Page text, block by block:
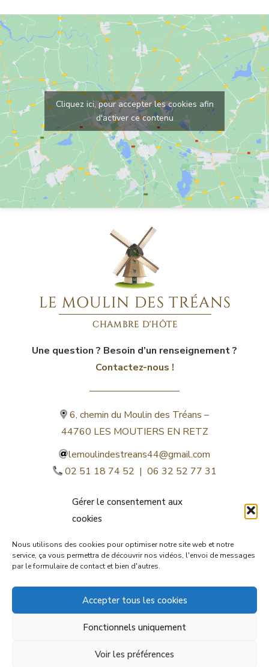
Gérer le consentement aux
cookies
Nous utilisons des cookies pour optimiser notre site web et notre
service, ça vous permettra de découvrir nos vidéos, l'envoi de messages
par le formulaire de contact et bien d'autres.
Accepter tous les cookies
Fonctionnels uniquement
Voir les préférences
Cliquez ici, pour accepter les cookies afin
d'activer ce contenu
Une question ? Besoin d’un renseignement ?
Contactez-nous !
6, chemin du Moulin des Tréans –
44760 LES MOUTIERS EN RETZ
lemoulindestreans44@gmail.com
02 51 18 74 52 | 06 32 52 77 31
Mentions légales
Orocom.fr